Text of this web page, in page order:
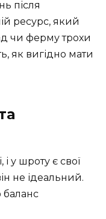
після
ресурс, який
чи ферму трохи
як вигідно мати
і у шроту є свої
не ідеальний.